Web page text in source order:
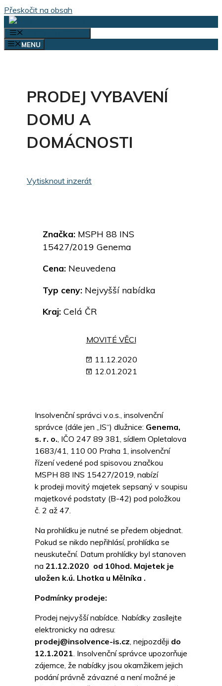
Přeskočit na obsah
MENU
PRODEJ VYBAVENÍ
DOMU A
DOMÁCNOSTI
Vytisknout inzerát
Značka: MSPH 88 INS
15427/2019 Genema
Cena: Neuvedena
Typ ceny: Nejvyšší nabídka
Kraj: Celá ČR
MOVITÉ VĚCI
11.12.2020
12.01.2021
Insolvenční správci v.o.s., insolvenční
správce (dále jen „IS“) dlužnice: Genema,
s. r. o., IČO 247 89 381, sídlem Opletalova
1683/41, 110 00 Praha 1, insolvenční
řízení vedené pod spisovou značkou
MSPH 88 INS 15427/2019, nabízí
k prodeji movitý majetek sepsaný v soupisu
majetkové podstaty (B-42) pod položkou
č. 2 až 47.
Na prohlídku je nutné se předem objednat.
Pokud se nikdo nepřihlásí, prohlídka se
neuskuteční. Datum prohlídky byl stanoven
na 21.12.2020 od 10hod. Majetek je
uložen k.ú. Lhotka u Mělníka .
Podmínky prodeje:
Prodej nejvyšší nabídce. Nabídky zasílejte
elektronicky na adresu:
prodej@insolvence-is.cz, nejpozději do
12.1.2021. Insolvenční správce upozorňuje
zájemce, že nabídky jsou okamžikem jejich
podání právně závazné a není možné je